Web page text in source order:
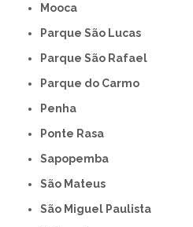
Mooca
Parque São Lucas
Parque São Rafael
Parque do Carmo
Penha
Ponte Rasa
Sapopemba
São Mateus
São Miguel Paulista